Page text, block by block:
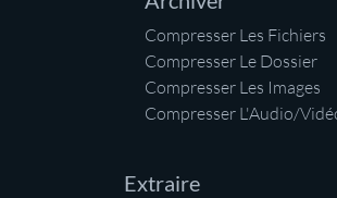
Compresser Les Fichiers
Compresser Le Dossier
Compresser Les Images
Compresser L'Audio/
Extraire